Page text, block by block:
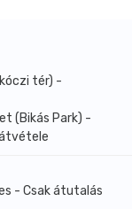
tér) -
(Bikás Park) -
- Csak átutalás